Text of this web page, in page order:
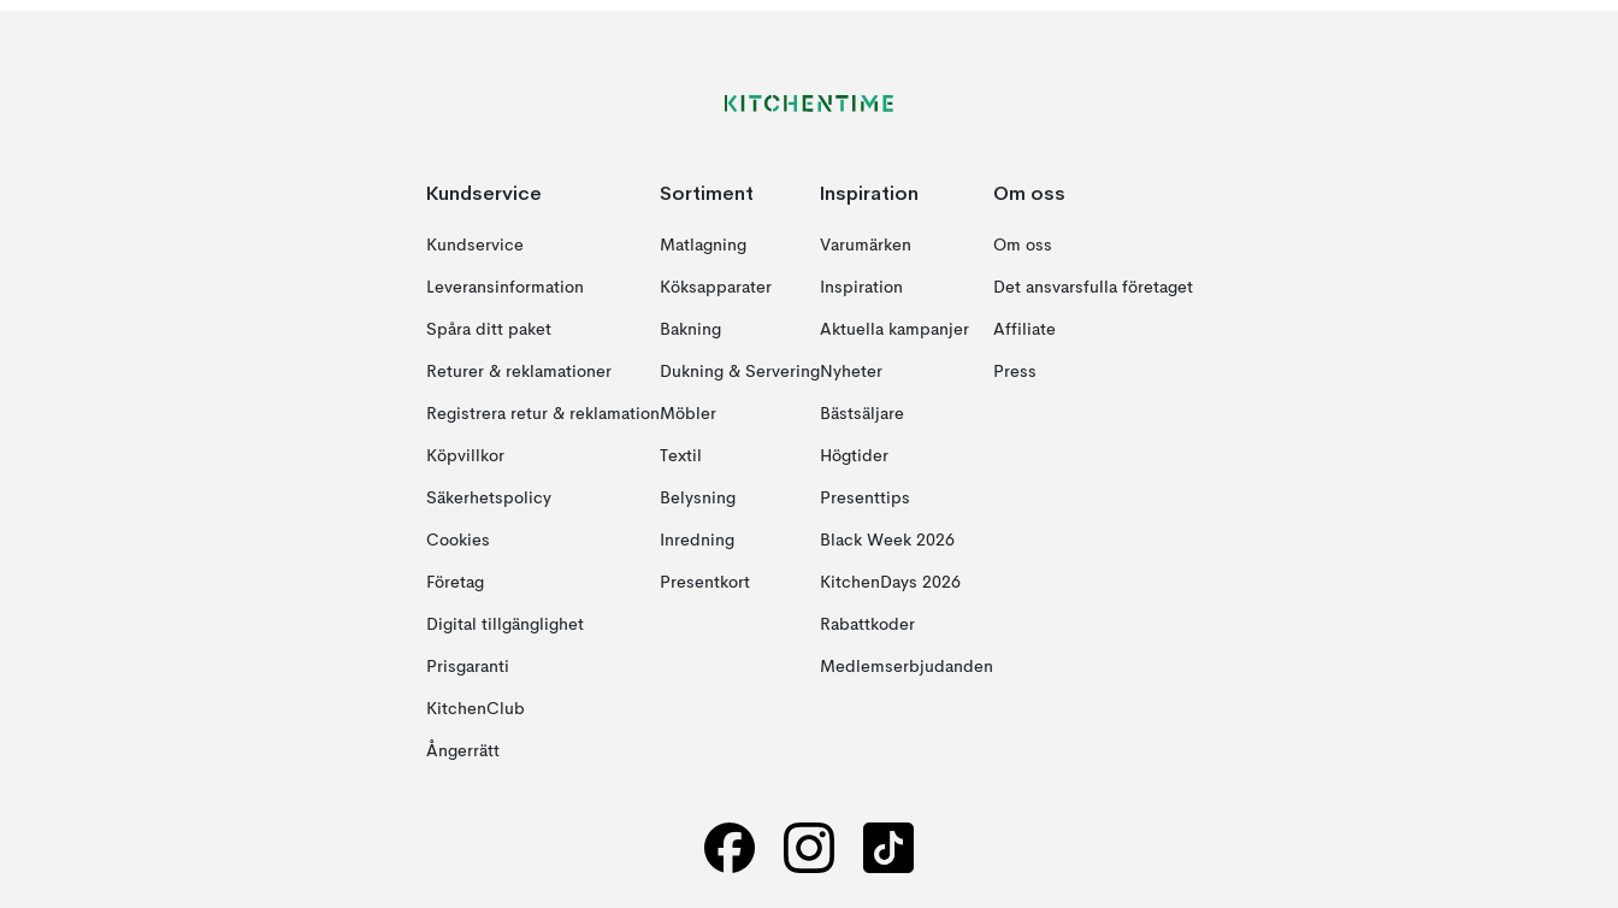
Kundservice
Kundservice
Leveransinformation
Spåra ditt paket
Returer & reklamationer
Registrera retur & reklamation
Köpvillkor
Säkerhetspolicy
Cookies
Företag
Digital tillgänglighet
Prisgaranti
KitchenClub
Ångerrätt
Sortiment
Matlagning
Köksapparater
Bakning
Dukning & Servering
Möbler
Textil
Belysning
Inredning
Presentkort
Inspiration
Varumärken
Inspiration
Aktuella kampanjer
Nyheter
Bästsäljare
Högtider
Presenttips
Black Week 2026
KitchenDays 2026
Rabattkoder
Medlemserbjudanden
Om oss
Om oss
Det ansvarsfulla företaget
Affiliate
Press